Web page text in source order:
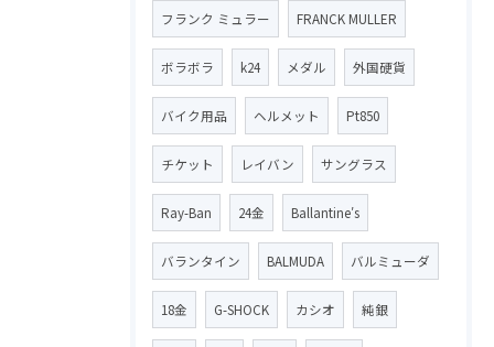
フランク ミュラー FRANCK MULLER
ボラボラ k24 メダル 外国硬貨
バイク用品 ヘルメット Pt850
チケット レイバン サングラス
Ray-Ban 24金 Ballantine′s
バランタイン BALMUDA バルミューダ
18金 G-SHOCK カシオ 純銀